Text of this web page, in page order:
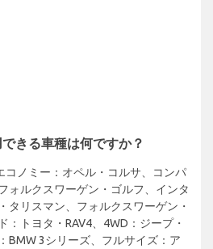
きる車種は何ですか？
コノミー：オペル・コルサ、コンパ
ォルクスワーゲン・ゴルフ、インタ
タリスマン、フォルクスワーゲン・
：トヨタ・RAV4、4WD：ジープ・
BMW 3シリーズ、フルサイズ：ア